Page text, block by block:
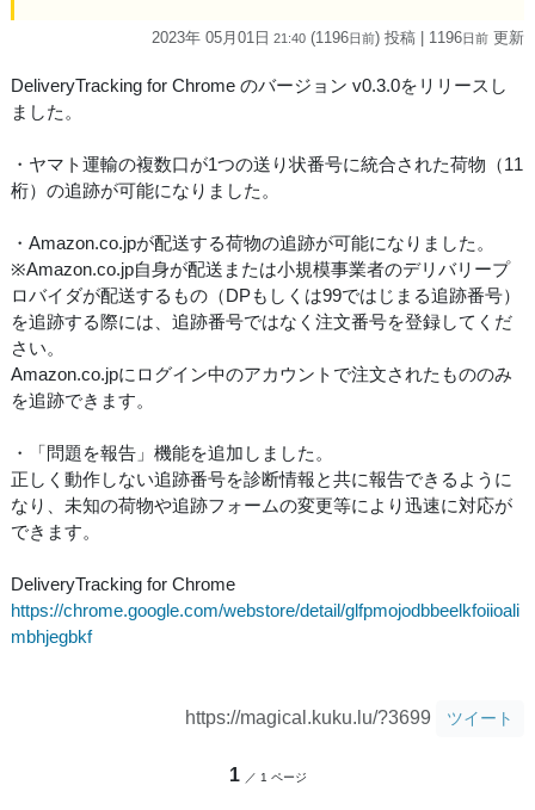
2023年 05月01日 21:40 (1196日前) 投稿 | 1196日前 更新
DeliveryTracking for Chrome のバージョン v0.3.0をリリースし
ました。
・ヤマト運輸の複数口が1つの送り状番号に統合された荷物（11
桁）の追跡が可能になりました。
・Amazon.co.jpが配送する荷物の追跡が可能になりました。
※Amazon.co.jp自身が配送または小規模事業者のデリバリープ
ロバイダが配送するもの（DPもしくは99ではじまる追跡番号）
を追跡する際には、追跡番号ではなく注文番号を登録してくだ
さい。
Amazon.co.jpにログイン中のアカウントで注文されたもののみ
を追跡できます。
・「問題を報告」機能を追加しました。
正しく動作しない追跡番号を診断情報と共に報告できるように
なり、未知の荷物や追跡フォームの変更等により迅速に対応が
できます。
DeliveryTracking for Chrome
https://chrome.google.com/webstore/detail/glfpmojodbbeelkfoiioali
mbhjegbkf
https://magical.kuku.lu/?3699 ツイート
1 ／ 1 ページ